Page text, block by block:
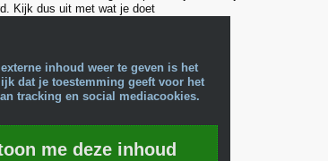
Kijk dus uit met wat je doet
inhoud weer te geven is het
dat je toestemming geeft voor het
tracking en social mediacookies.
me deze inhoud